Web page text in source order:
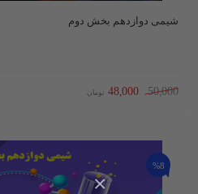
×
شیمی دوازدهم بخش دوم
50,000
48,000 تومان
%8